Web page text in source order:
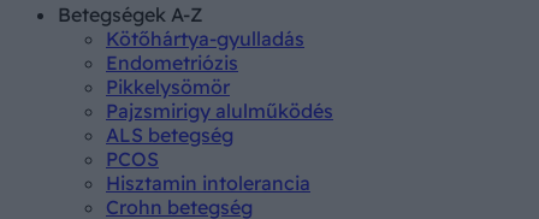
Betegségek A-Z
Kötőhártya-gyulladás
Endometriózis
Pikkelysömör
Pajzsmirigy alulműködés
ALS betegség
PCOS
Hisztamin intolerancia
Crohn betegség